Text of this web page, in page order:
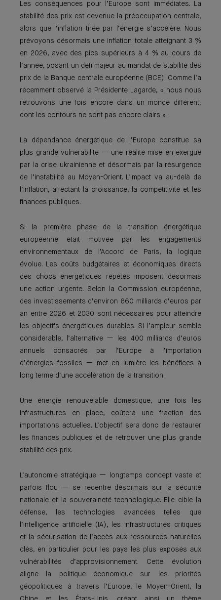
Les conséquences pour l’Europe sont immédiates. La
stabilité des prix est devenue la préoccupation centrale,
alors que l’inflation tirée par l’énergie s’accélère. Nous
prévoyons désormais une inflation totale atteignant 3 %
en 2026, avec des pics supérieurs à 4 % au cours de
l’année, posant un défi majeur au mandat de stabilité des
prix de la Banque centrale européenne (BCE). Comme l’a
récemment observé la Présidente Lagarde, « nous nous
retrouvons une fois encore dans un monde différent,
dont les contours ne sont pas encore clairs ».
La dépendance énergétique de l’Europe constitue sa
plus grande vulnérabilité — une réalité mise en exergue
par la crise ukrainienne et désormais par la résurgence
de l’instabilité au Moyen-Orient. L’impact va au-delà de
l’inflation, affectant la croissance, la compétitivité et les
finances publiques.
Si la première phase de la transition énergétique
européenne était motivée par les engagements
environnementaux de l’Accord de Paris, la logique
évolue. Les coûts budgétaires et économiques directs
des chocs énergétiques répétés imposent désormais
une action urgente. Selon la Commission européenne,
des investissements d’environ 660 milliards d’euros par
an entre 2026 et 2030 sont nécessaires pour atteindre
les objectifs énergétiques durables. Si l’ampleur semble
considérable, l’alternative — les 400 milliards d’euros
annuels consacrés par l’Europe à l’importation
d’énergies fossiles — met en lumière les bénéfices à
long terme d’une accélération de la transition.
Une énergie renouvelable domestique, une fois les
infrastructures en place, coûtera une fraction des
importations actuelles. L’objectif sera donc de restaurer
les finances publiques et de retrouver une plus grande
stabilité des prix.
L’autonomie stratégique — longtemps concept vaste et
parfois flou — se recentre désormais sur la sécurité
nationale et la souveraineté technologique. Elle cible la
défense, les technologies avancées telles que
l’intelligence artificielle (IA), les infrastructures critiques
et la sécurisation de l’accès aux ressources naturelles
clés, en particulier pour les pays les plus exposés aux
vulnérabilités d’approvisionnement. Cette évolution
aligne la politique économique sur les priorités
géopolitiques à travers l’Europe, le Moyen-Orient, la